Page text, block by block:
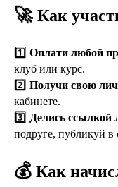
🚀 Как
1️⃣ Оплати любой
клуб или курс.
2️⃣ Получи свою
кабинете.
3️⃣ Делись
подруге, публикуй в
💰 Как